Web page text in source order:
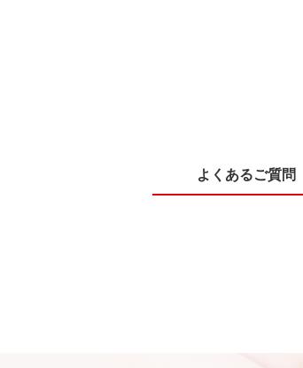
よくあるご質問